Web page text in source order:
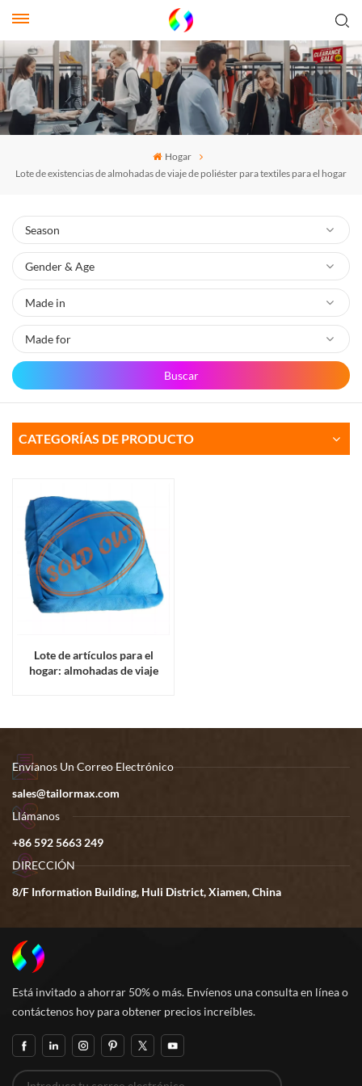
Hogar
Lote de existencias de almohadas de viaje de poliéster para textiles para el hogar
Buscar
CATEGORÍAS DE PRODUCTO
Lote de artículos para el
hogar: almohadas de viaje
Envíanos Un Correo Electrónico
sales@tailormax.com
Llámanos
+86 592 5663 249
DIRECCIÓN
8/F Information Building, Huli District, Xiamen, China
Está invitado a ahorrar 50% o más. Envíenos una consulta en línea o
contáctenos hoy para obtener precios increíbles.